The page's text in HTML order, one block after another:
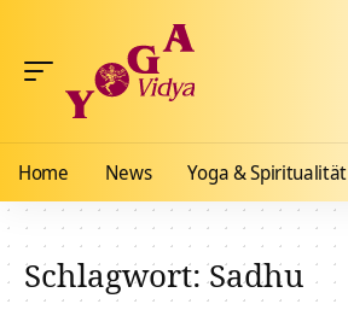
Home News Yoga & Spiritualität
Schlagwort:Sadhu